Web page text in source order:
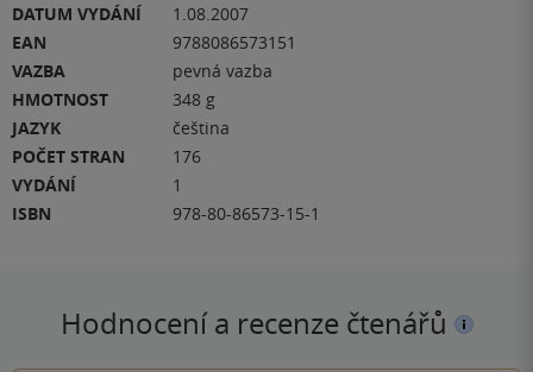
DATUM VYDÁNÍ
1.08.2007
EAN
9788086573151
VAZBA
pevná vazba
HMOTNOST
348 g
JAZYK
čeština
POČET STRAN
176
VYDÁNÍ
1
ISBN
978-80-86573-15-1
Hodnocení a recenze čtenářů